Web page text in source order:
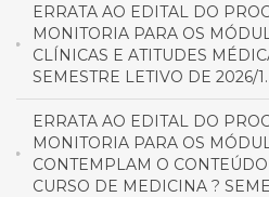
ERRATA AO EDITAL DO
MONITORIA PARA OS
CLÍNICAS E ATITUDES
SEMESTRE LETIVO DE 2026/1.
ERRATA AO EDITAL DO
MONITORIA PARA OS
CONTEMPLAM O
CURSO DE MEDICINA ?